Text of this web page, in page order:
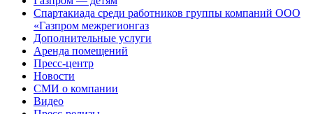
Спартакиада среди работников группы компаний ООО
«Газпром межрегионгаз
Дополнительные услуги
Аренда помещений
Пресс-центр
Новости
СМИ о компании
Видео